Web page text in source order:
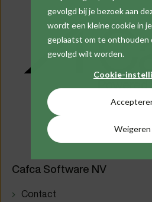
gevolgd bij je bezoek aan
wordt een kleine cookie in
geplaatst om te onthouden
gevolgd wilt worden.
Cookie-
Weigeren
Cafca Software NV
Contact